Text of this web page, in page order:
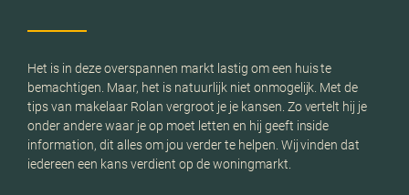
Het is in deze overspannen markt lastig om een huis te
bemachtigen. Maar, het is natuurlijk niet onmogelijk. Met de
tips van makelaar Rolan vergroot je je kansen. Zo vertelt hij je
onder andere waar je op moet letten en hij geeft inside
information, dit alles om jou verder te helpen. Wij vinden dat
iedereen een kans verdient op de woningmarkt.